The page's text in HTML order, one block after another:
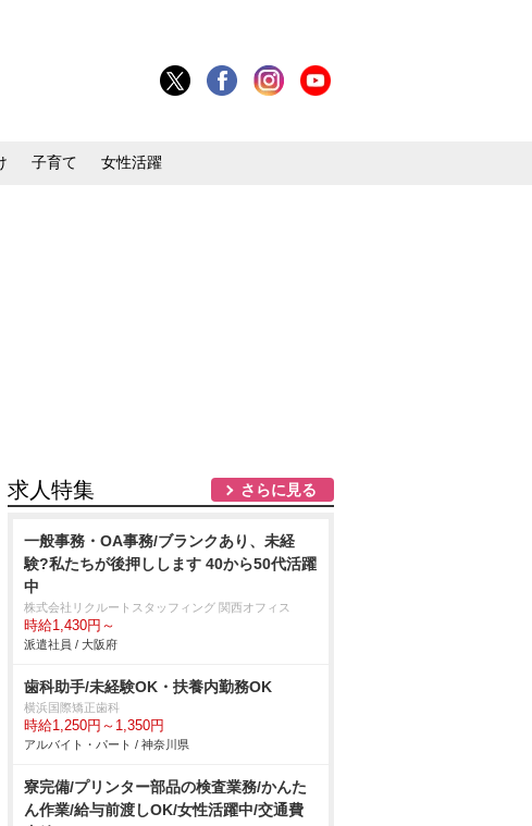
子育て 女性活躍
求人特集 さらに見る
一般事務・OA事務/ブランクあり、未経
験?私たちが後押しします 40から50代活躍
中
株式会社リクルートスタッフィング 関西オフィス
時給1,430円～
派遣社員 / 大阪府
歯科助手/未経験OK・扶養内勤務OK
横浜国際矯正歯科
時給1,250円～1,350円
アルバイト・パート / 神奈川県
寮完備/プリンター部品の検査業務/かんた
ん作業/給与前渡しOK/女性活躍中/交通費